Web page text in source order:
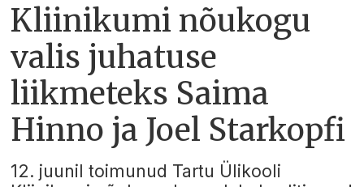
Kliinikumi nõukogu
valis juhatuse
liikmeteks Saima
Hinno ja Joel Starkopfi
12. juunil toimunud Tartu Ülikooli